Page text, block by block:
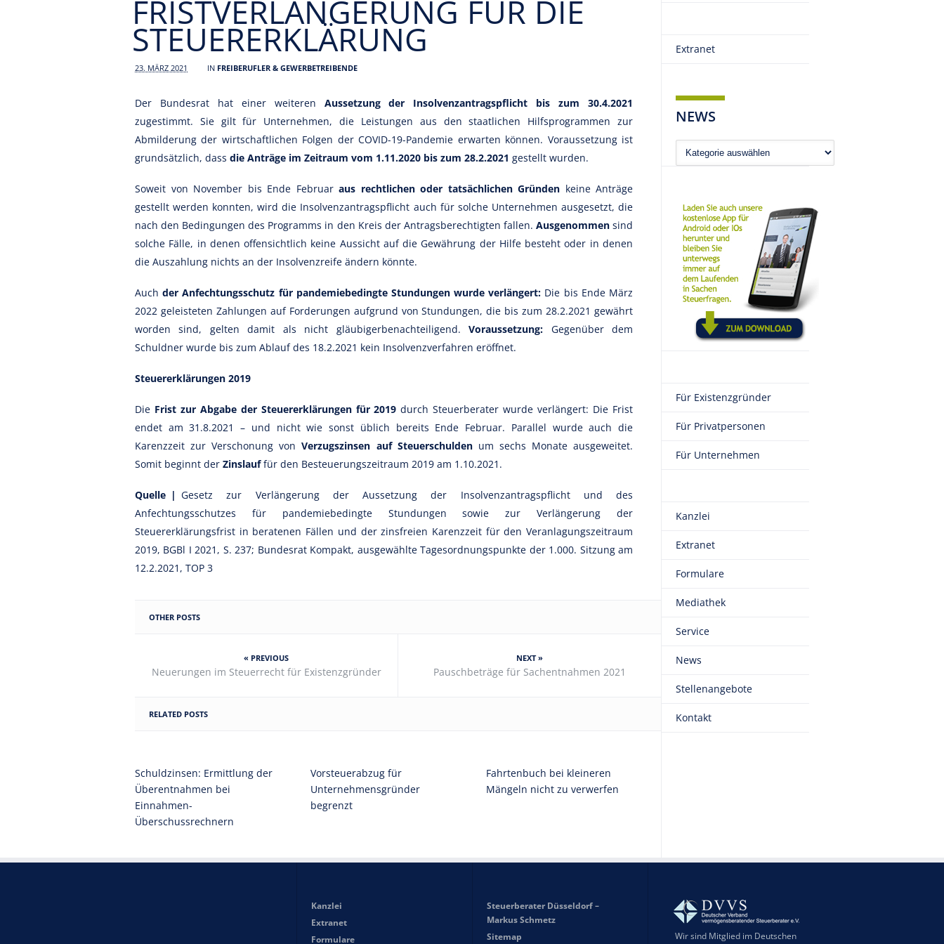
FRISTVERLÄNGERUNG FÜR DIE
STEUERERKLÄRUNG
23. MÄRZ 2021 IN FREIBERUFLER & GEWERBETREIBENDE
Der Bundesrat hat einer weiteren Aussetzung der Insolvenzantragspflicht bis zum 30.4.2021
zugestimmt. Sie gilt für Unternehmen, die Leistungen aus den staatlichen Hilfsprogrammen zur
Abmilderung der wirtschaftlichen Folgen der COVID-19-Pandemie erwarten können. Voraussetzung ist
grundsätzlich, dass die Anträge im Zeitraum vom 1.11.2020 bis zum 28.2.2021 gestellt wurden.
Soweit von November bis Ende Februar aus rechtlichen oder tatsächlichen Gründen keine Anträge
gestellt werden konnten, wird die Insolvenzantragspflicht auch für solche Unternehmen ausgesetzt, die
nach den Bedingungen des Programms in den Kreis der Antragsberechtigten fallen. Ausgenommensind
solche Fälle, in denen offensichtlich keine Aussicht auf die Gewährung der Hilfe besteht oder in denen
die Auszahlung nichts an der Insolvenzreife ändern könnte.
Auchder Anfechtungsschutz für pandemiebedingte Stundungen wurde verlängert: Die bis Ende März
2022 geleisteten Zahlungen auf Forderungen aufgrund von Stundungen, die bis zum 28.2.2021 gewährt
worden sind, gelten damit als nicht gläubigerbenachteiligend.Voraussetzung: Gegenüber dem
Schuldner wurde bis zum Ablauf des 18.2.2021 kein Insolvenzverfahren eröffnet.
Steuererklärungen 2019
Die Frist zur Abgabe der Steuererklärungen für 2019 durch Steuerberater wurde verlängert: Die Frist
endet am 31.8.2021 – und nicht wie sonst üblich bereits Ende Februar. Parallel wurde auch die
Karenzzeit zur Verschonung vonVerzugszinsen auf Steuerschuldenum sechs Monate ausgeweitet.
Somit beginnt der Zinslauffür den Besteuerungszeitraum 2019 am 1.10.2021.
Quelle | Gesetz zur Verlängerung der Aussetzung der Insolvenzantragspflicht und des
Anfechtungsschutzes für pandemiebedingte Stundungen sowie zur Verlängerung der
Steuererklärungsfrist in beratenen Fällen und der zinsfreien Karenzzeit für den Veranlagungszeitraum
2019, BGBl I 2021, S. 237; Bundesrat Kompakt, ausgewählte Tagesordnungspunkte der 1.000. Sitzung am
12.2.2021, TOP 3
OTHER POSTS
« PREVIOUS
Neuerungen im Steuerrecht für Existenzgründer
NEXT »
Pauschbeträge für Sachentnahmen 2021
RELATED POSTS
Schuldzinsen: Ermittlung der
Überentnahmen bei
Einnahmen-
Überschussrechnern
Vorsteuerabzug für
Unternehmensgründer
begrenzt
Fahrtenbuch bei kleineren
Mängeln nicht zu verwerfen
Extranet
NEWS
News
Für Existenzgründer
Für Privatpersonen
Für Unternehmen
Kanzlei
Extranet
Formulare
Mediathek
Service
News
Stellenangebote
Kontakt
Kanzlei
Extranet
Formulare
Steuerberater Düsseldorf –
Markus Schmetz
Sitemap
Wir sind Mitglied im Deutschen